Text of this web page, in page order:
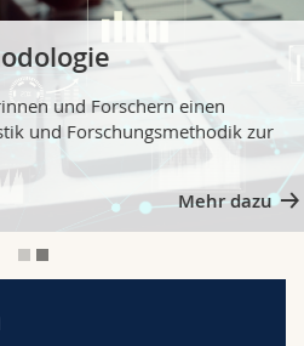
Fak.
Fak.
und Forschern einen
und Forschungsmethodik zur
Mehr dazu